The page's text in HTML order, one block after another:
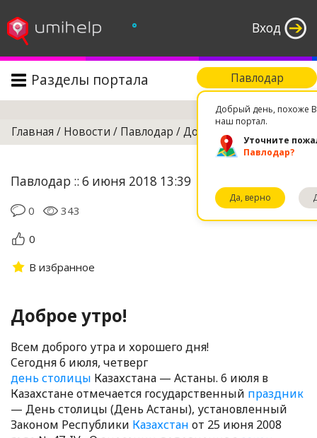
Вход
°
Павлодар
Добрый день, похоже
наш портал.
Уточните
Павлодар?
Да, верно
Разделы портала Поиск
Главная / Новости / Павлодар /Доброе утро!
Павлодар :: 6 июня 2018 13:39
0
343
0
В избранное
Доброе утро!
Всем доброго утра и хорошего дня!
Cегодня 6 июля, четверг
день столицы Казахстана — Астаны. 6 июля в
Казахстане отмечается государственный праздник
— День столицы (День Астаны), установленный
Законом Республики Казахстан от 25 июня 2008